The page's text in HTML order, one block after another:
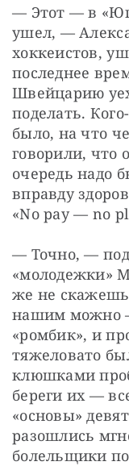
— Этот — в
ушел, —
хоккеистов,
последнее
Швейцарию
поделать.
было, на что
говорили, что
очередь надо
вправду
«No pay — no
— Точно, —
«молодежки»
же не
нашим можно
«ромбик», и
тяжеловато
клюшками
береги их —
«основы»
разошлись
болельщики